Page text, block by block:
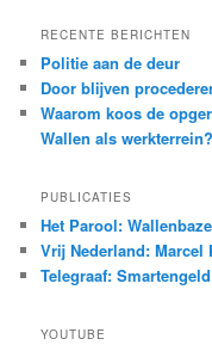
RECENTE BERICHTEN
Politie aan de deur
Door blijven
Waarom koos de
Wallen als werkterrein?
PUBLICATIES
Het Parool:
Vrij Nederland: Marcel
Telegraaf:
YOUTUBE